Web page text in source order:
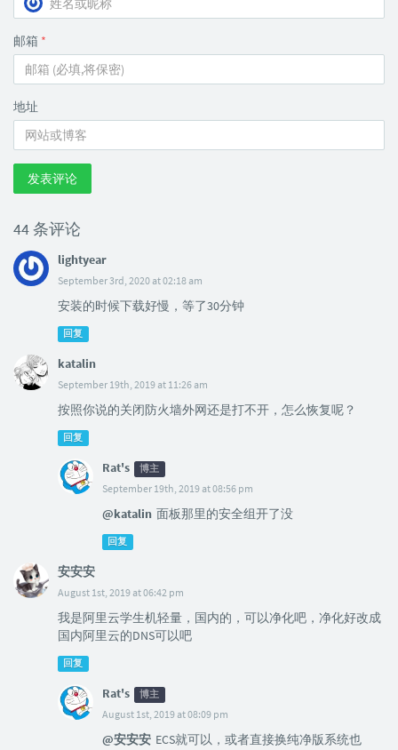
邮箱 *
地址
发表评论
44 条评论
lightyear
September 3rd, 2020 at 02:18 am
安装的时候下载好慢，等了30分钟
回复
katalin
September 19th, 2019 at 11:26 am
按照你说的关闭防火墙外网还是打不开，怎么恢复呢？
回复
Rat's 博主
September 19th, 2019 at 08:56 pm
@katalin 面板那里的安全组开了没
回复
安安安
August 1st, 2019 at 06:42 pm
我是阿里云学生机轻量，国内的，可以净化吧，净化好改成
国内阿里云的DNS可以吧
回复
Rat's 博主
August 1st, 2019 at 08:09 pm
@安安安 ECS就可以，或者直接换纯净版系统也